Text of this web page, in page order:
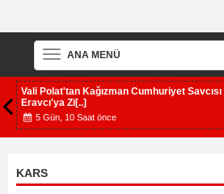
ANA MENÜ
Kars'ta Görev Yapan Hakim Meslekten İhraç
Edildi
5 Gün, 10 Saat önce
KARS